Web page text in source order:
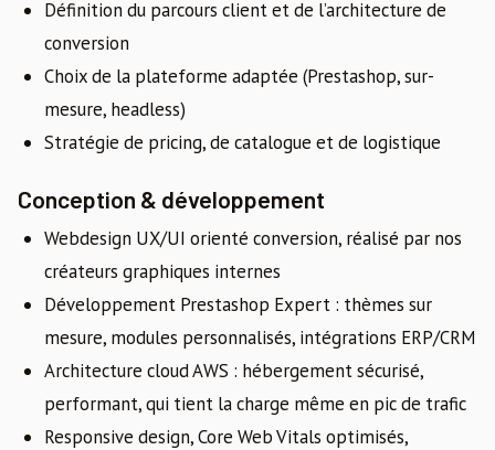
Définition du parcours client et de l’architecture de
conversion
Choix de la plateforme adaptée (Prestashop, sur-
mesure, headless)
Stratégie de pricing, de catalogue et de logistique
Conception & développement
Webdesign UX/UI orienté conversion, réalisé par nos
créateurs graphiques internes
Développement Prestashop Expert : thèmes sur
mesure, modules personnalisés, intégrations ERP/CRM
Architecture cloud AWS : hébergement sécurisé,
performant, qui tient la charge même en pic de trafic
Responsive design, Core Web Vitals optimisés,